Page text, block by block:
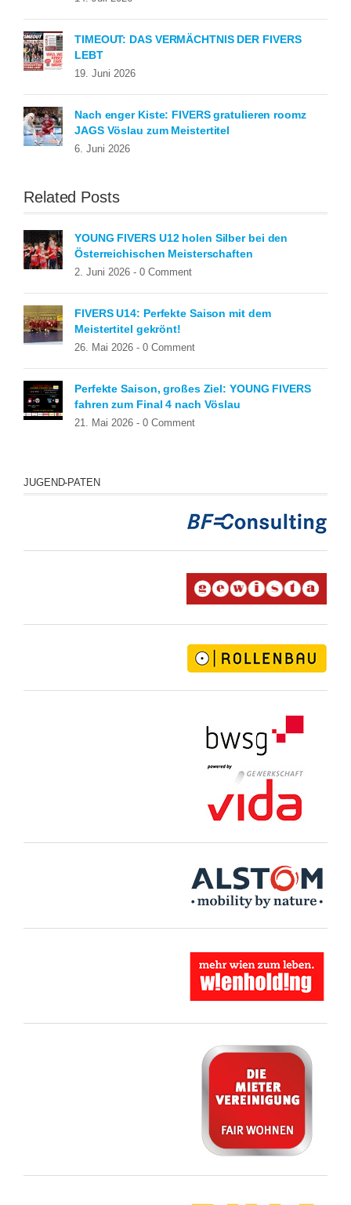
TIMEOUT: DAS VERMÄCHTNIS DER FIVERS
LEBT
19. Juni 2026
Nach enger Kiste: FIVERS gratulieren roomz
JAGS Vöslau zum Meistertitel
6. Juni 2026
Related Posts
YOUNG FIVERS U12 holen Silber bei den
Österreichischen Meisterschaften
2. Juni 2026 - 0 Comment
FIVERS U14: Perfekte Saison mit dem
Meistertitel gekrönt!
26. Mai 2026 - 0 Comment
Perfekte Saison, großes Ziel: YOUNG FIVERS
fahren zum Final 4 nach Vöslau
21. Mai 2026 - 0 Comment
JUGEND-PATEN